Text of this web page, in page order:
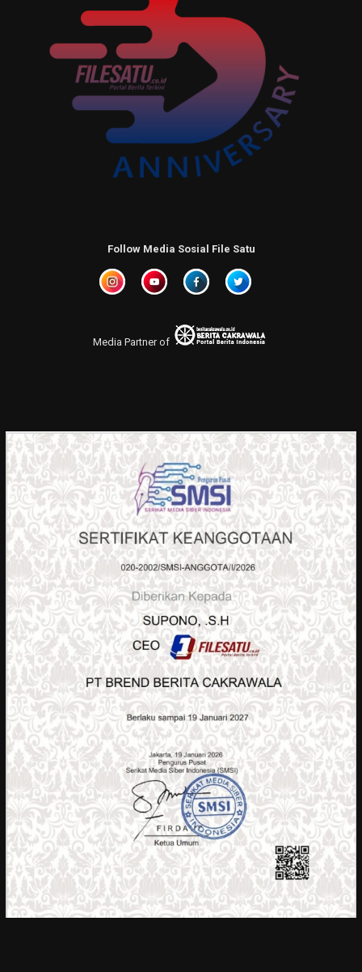
Follow Media Sosial File Satu
Media Partner of